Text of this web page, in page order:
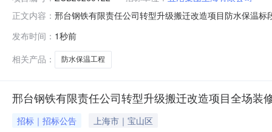
正文内容： 邢台钢铁有限责任公司转型升级搬迁改造项目防水保温
不限于红线范围内所有单体的防水保温及相关工序等配
人:马振伟联系方式:156
发布时间： 1秒前
相关产品：
防水保温工程
邢台钢铁有限责任公司转型升级搬迁改造项目全场装
招标｜招标公告
上海市｜宝山区